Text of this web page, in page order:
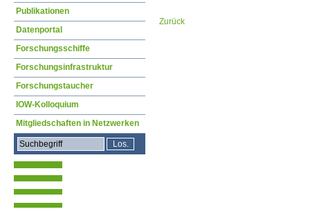
Zurück
Publikationen
Datenportal
Forschungsschiffe
Forschungsinfrastruktur
Forschungstaucher
IOW-Kolloquium
Mitgliedschaften in Netzwerken